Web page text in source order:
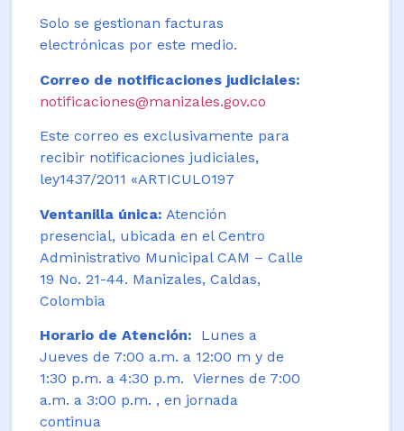
Solo se gestionan facturas
electrónicas por este medio.
Correo de notificaciones judiciales:
notificaciones@manizales.gov.co
Este correo es exclusivamente para
recibir notificaciones judiciales,
ley1437/2011 «ARTICULO197
Ventanilla única: Atención
presencial, ubicada en el Centro
Administrativo Municipal CAM – Calle
19 No. 21-44. Manizales, Caldas,
Colombia
Horario de Atención:
Lunes a
Jueves de 7:00 a.m. a 12:00 m y de
1:30 p.m. a 4:30 p.m. Viernes de 7:00
a.m. a 3:00 p.m. , en jornada
continua